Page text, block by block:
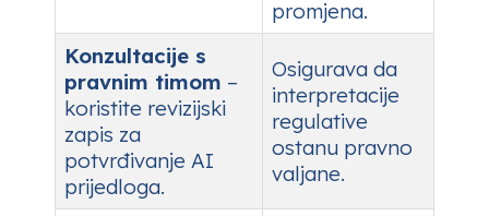
promjena.
Konzultacije s
pravnim timom –
koristite revizijski
zapis za
potvrđivanje AI
prijedloga.
Osigurava da
interpretacije
regulative
ostanu pravno
valjane.